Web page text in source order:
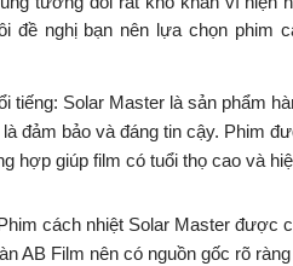
biệt quan trọng đối với kính lái
tầm quan sát của người lái không
hông thì độ xuyên sáng chỉ cần